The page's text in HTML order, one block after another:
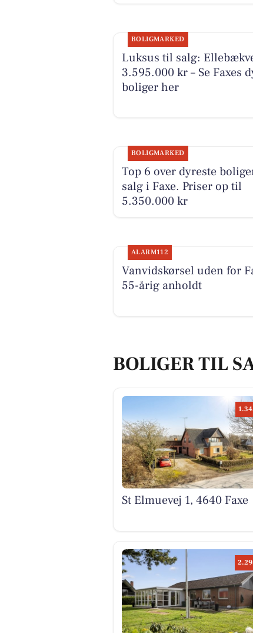
BOLIGMARKED
Luksus til salg:
3.595.000 kr – Se Faxes
boliger her
BOLIGMARKED
Top 6 over dyreste
salg i Faxe. Priser op til
5.350.000 kr
ALARM112
Vanvidskørsel uden for
55-årig anholdt
BOLIGER TIL
St Elmuevej 1, 4640 Faxe